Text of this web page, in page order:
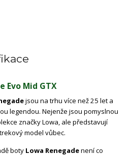
Evo Mid GTX
jsou na trhu více než 25 let a
legendou. Nejenže jsou pomyslnou
značky Lowa, ale představují
model vůbec.
boty Lowa Renegadenení co